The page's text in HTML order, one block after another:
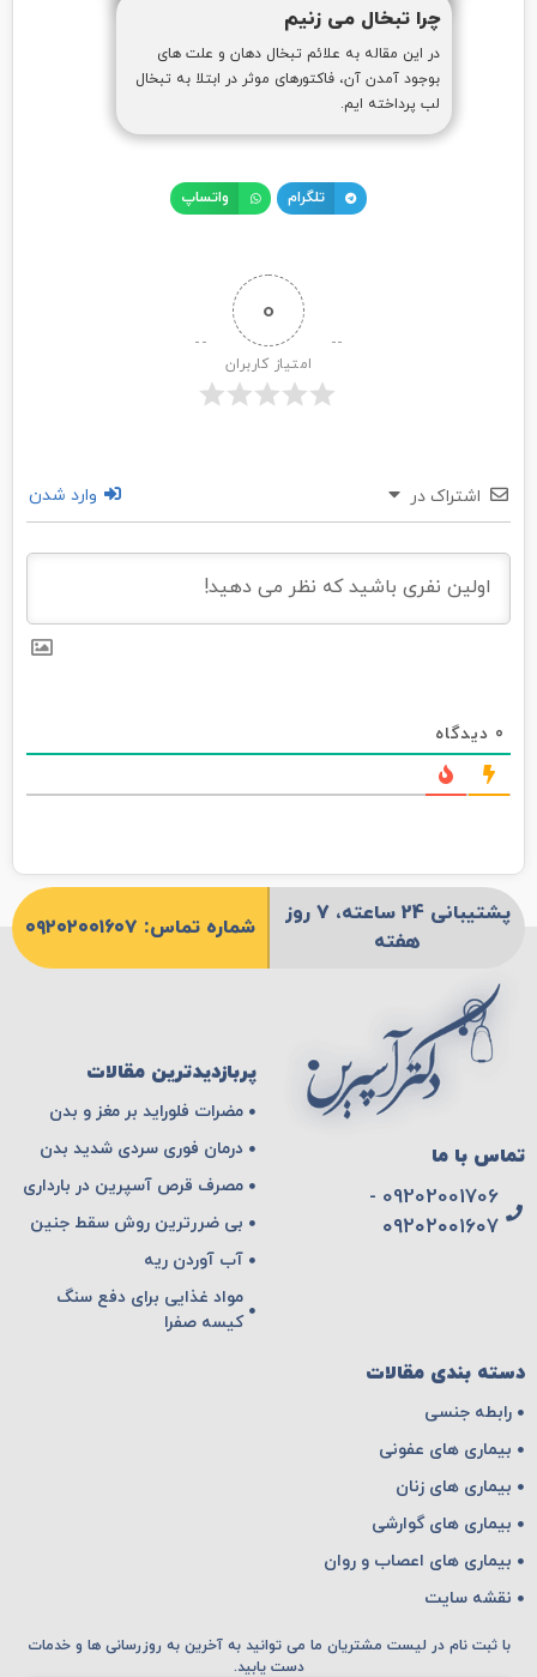
چرا تبخال می زنیم
در این مقاله به علائم تبخال دهان و علت های
بوجود آمدن آن، فاکتورهای موثر در ابتلا به تبخال
لب پرداخته ایم.
تلگرام واتساپ
0
امتیاز کاربران
اشتراک در وارد شدن
0 دیدگاه
پشتیبانی 24 ساعته، 7 روز
هفته
شماره تماس: ۰۹۲۰۲۰۰۱۶۰۷
تماس با ما
09202001706 -
۰۹۲۰۲۰۰۱۶۰۷
پربازدیدترین مقالات
مضرات فلوراید بر مغز و بدن
درمان فوری سردی شدید بدن
مصرف قرص آسپرین در بارداری
بی ضررترین روش سقط جنین
آب آوردن ریه
مواد غذایی برای دفع سنگ
کیسه صفرا
دسته بندی مقالات
رابطه جنسی
بیماری های عفونی
بیماری های زنان
بیماری های گوارشی
بیماری های اعصاب و روان
نقشه سایت
با ثبت نام در لیست مشتریان ما می توانید به آخرین به روزرسانی ها و خدمات
دست یابید.